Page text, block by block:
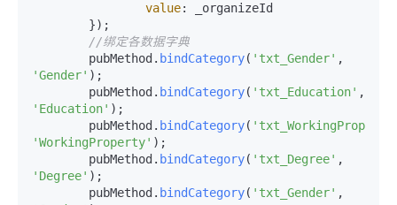
value: _organizeId
//绑定各数据字典
	pubMethod.
bindCategory( 'txt_Gender'
'Gender' );
	pubMethod.
bindCategory( 'txt_Education'
'Education' );
	pubMethod.
bindCategory(
'WorkingProperty' );
	pubMethod.
bindCategory( 'txt_Degree'
'Degree' );
	pubMethod.
bindCategory( 'txt_Gender'